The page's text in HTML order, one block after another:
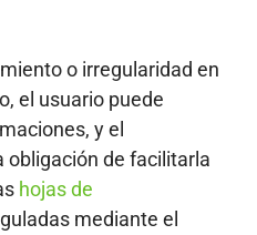
o irregularidad en
el usuario puede
y el
de facilitarla
hojas de
mediante el